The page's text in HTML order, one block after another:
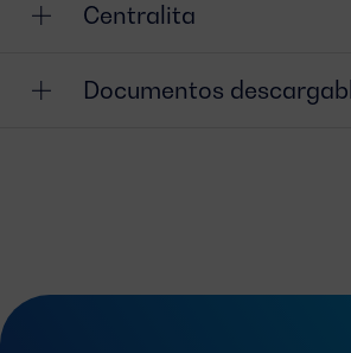
Centralita
Documentos